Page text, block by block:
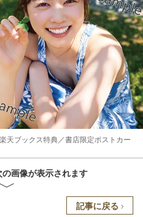
天ブックス特典／書店限定ポストカー
画像が表示されます
記事に戻る